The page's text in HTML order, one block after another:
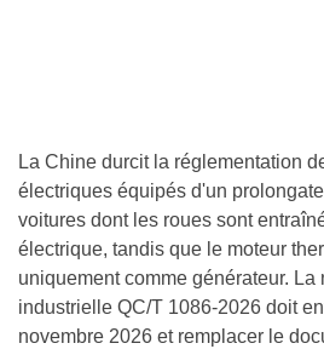
La Chine durcit la réglementation
électriques équipés d'un
voitures dont les roues sont
électrique, tandis que le moteur
uniquement comme générateur. La
industrielle QC/T 1086-2026 doit
novembre 2026 et remplacer le